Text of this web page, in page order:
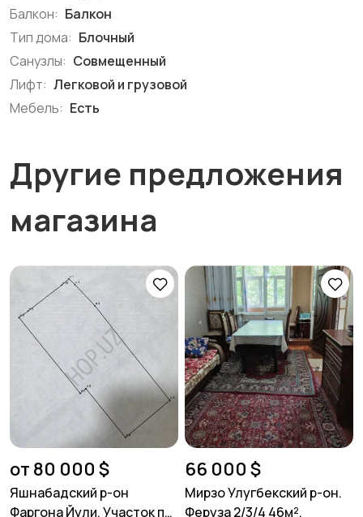
Балкон: Балкон
Тип дома: Блочный
Санузлы: Совмещенный
Лифт: Легковой и грузовой
Мебель: Есть
Другие предложения
магазина
от 80 000 $
Яшнабадский р-он
Фаргона Йули. Участок по
66 000 $
Мирзо Улугбекский р-он.
Феруза 2/3/4 46м².